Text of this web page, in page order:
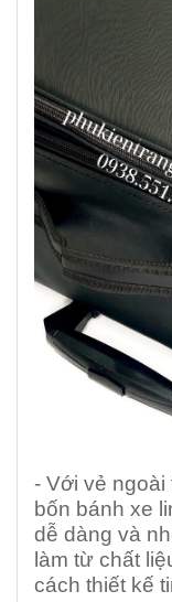
- Với vẻ ngoài
bốn bánh xe
dễ dàng và
làm từ chất
cách thiết kế